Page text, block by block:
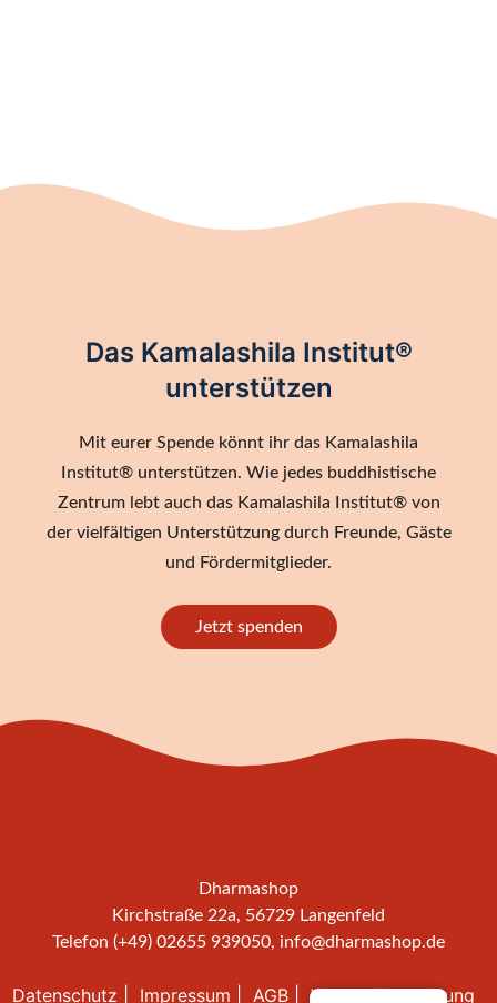
Das Kamalashila Institut®
unterstützen
Mit eurer Spende könnt ihr das Kamalashila
Institut® unterstützen. Wie jedes buddhistische
Zentrum lebt auch das Kamalashila Institut® von
der vielfältigen Unterstützung durch Freunde, Gäste
und Fördermitglieder.
Jetzt spenden
Dharmashop
Kirchstraße 22a, 56729 Langenfeld
Telefon (+49) 02655 939050, info@dharmashop.de
Datenschutz Impressum AGB Widerrufsbelehrung